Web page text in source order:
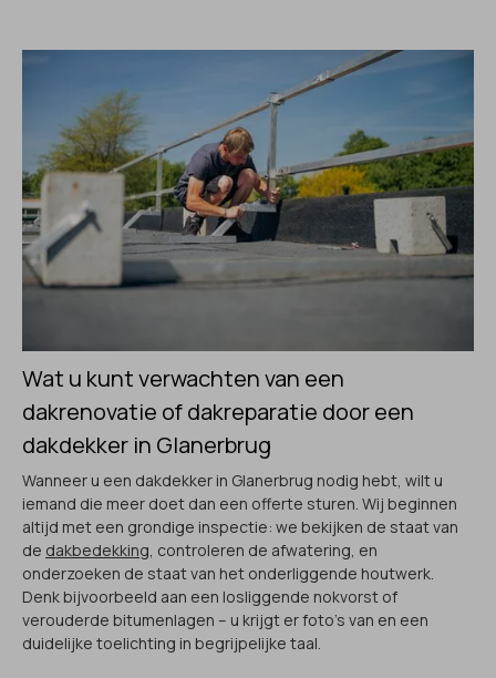
Wat u kunt verwachten van een
dakrenovatie of dakreparatie door een
dakdekker in Glanerbrug
Wanneer u een dakdekker in Glanerbrug nodig hebt, wilt u
iemand die meer doet dan een offerte sturen. Wij beginnen
altijd met een grondige inspectie: we bekijken de staat van
de dakbedekking, controleren de afwatering, en
onderzoeken de staat van het onderliggende houtwerk.
Denk bijvoorbeeld aan een losliggende nokvorst of
verouderde bitumenlagen – u krijgt er foto's van en een
duidelijke toelichting in begrijpelijke taal.